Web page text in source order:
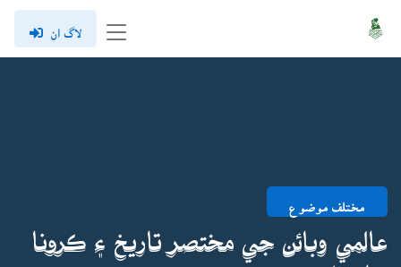
لاگ ان
مختلف موضوع
عالمي وبائن جي مختصر تاريخ ۽ ڪرونا